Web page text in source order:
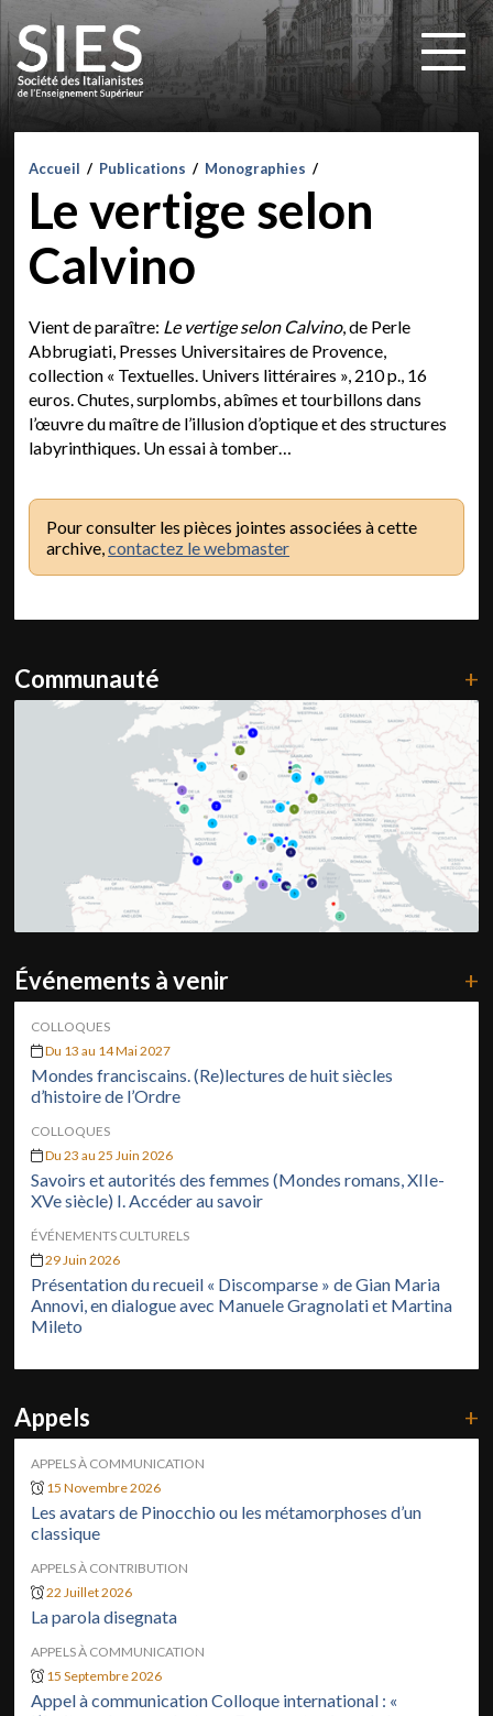
Accueil / Publications / Monographies /
Le vertige selon
Calvino
Vient de paraître: Le vertige selon Calvino, de Perle
Abbrugiati, Presses Universitaires de Provence,
collection « Textuelles. Univers littéraires », 210 p., 16
euros. Chutes, surplombs, abîmes et tourbillons dans
l’œuvre du maître de l’illusion d’optique et des structures
labyrinthiques. Un essai à tomber…
Pour consulter les pièces jointes associées à cette
archive,contactez le webmaster
Communauté +
Événements à venir +
COLLOQUES
Du 13 au 14 Mai 2027
Mondes franciscains. (Re)lectures de huit siècles
d’histoire de l’Ordre
COLLOQUES
Du 23 au 25 Juin 2026
Savoirs et autorités des femmes (Mondes romans, XIIe-
XVe siècle) I. Accéder au savoir
ÉVÉNEMENTS CULTURELS
29 Juin 2026
Présentation du recueil « Discomparse » de Gian Maria
Annovi, en dialogue avec Manuele Gragnolati et Martina
Mileto
Appels +
APPELS À COMMUNICATION
15 Novembre 2026
Les avatars de Pinocchio ou les métamorphoses d’un
classique
APPELS À CONTRIBUTION
22 Juillet 2026
La parola disegnata
APPELS À COMMUNICATION
15 Septembre 2026
Appel à communication Colloque international : «